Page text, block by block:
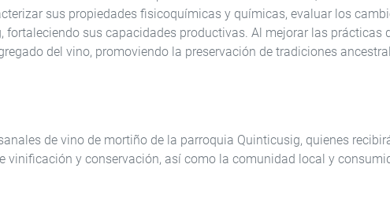
sus propiedades fisicoquímicas y químicas, evaluar los
sus capacidades productivas. Al mejorar las prácticas
del vino, promoviendo la preservación de tradiciones
de vino de mortiño de la parroquia Quinticusig, quienes
y conservación, así como la comunidad local y